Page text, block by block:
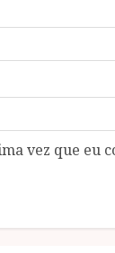
vez que eu